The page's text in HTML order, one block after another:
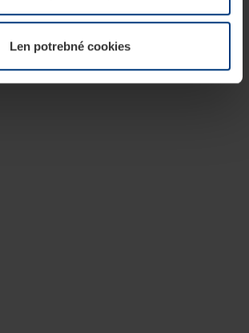
alebo odvolať vo vysvetlení cookie
Len potrebné cookies